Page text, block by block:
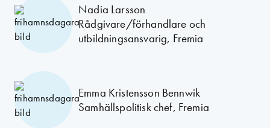
Nadia Larsson
Rådgivare/förhandlare och
utbildningsansvarig, Fremia
Emma Kristensson Bennwik
Samhällspolitisk chef, Fremia